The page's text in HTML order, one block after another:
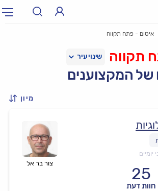
איטום - פתח תקווה
תקווה
של המקצוענים
מיון
צור בר אל
25
חוות דעת